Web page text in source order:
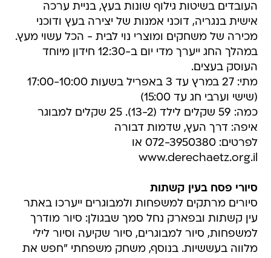
העובדים בשיטות גילוף שונות בעץ, בניית ערכה
אישית בנגריה, דוכני אמנות של יצירה בעץ ודוכני
מכירה של משחקים ומוצרי נוי לבית - הכל עשוי מעץ.
במהלך החג ייערך מדי יום ב-12:30 חידון מיוחד
העוסק בעצים.
מתי: 27 במרץ עד 3 באפריל בשעות 17:00-10:00
(שישי וערבי חג עד 15:00)
כמה: 59 שקלים לילד (13-2). 25 שקלים למבוגר
איפה: דרך העץ, שדמות דבורה
לפרטים: 072-3950380 או
www.derechaetz.org.il
סיורי פסח בעין קשתות
סיורים מרתקים למשפחות ולמבוגרים ייערכו באתר
עין קשתות ובפארק נחל סמך שבגולן: סיור מודרך
למשפחות, סיור למבוגרים, סיור שקיעה וסיור לילי
מלווה בעששיות. בנוסף, משחק משפחתי "חפש את